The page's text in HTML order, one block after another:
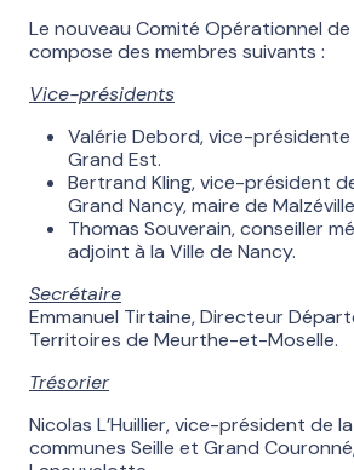
Le nouveau Comité Opérationnel de
compose des membres suivants :
Vice-présidents
Valérie Debord, vice-présidente
Grand Est.
Bertrand Kling, vice-président
Grand Nancy, maire de
Thomas Souverain, conseiller
adjoint à la Ville de Nancy.
Secrétaire
Emmanuel Tirtaine, Directeur
Territoires de Meurthe-et-Moselle.
Trésorier
Nicolas L’Huillier, vice-président de
communes Seille et Grand